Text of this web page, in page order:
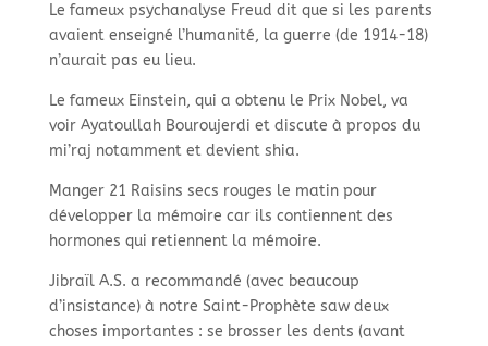
Le fameux psychanalyse Freud dit que si les parents
avaient enseigné l’humanité, la guerre (de 1914-18)
n’aurait pas eu lieu.
Le fameux Einstein, qui a obtenu le Prix Nobel, va
voir Ayatoullah Bouroujerdi et discute à propos du
mi’raj notamment et devient shia.
Manger 21 Raisins secs rouges le matin pour
développer la mémoire car ils contiennent des
hormones qui retiennent la mémoire.
Jibraïl A.S. a recommandé (avec beaucoup
d’insistance) à notre Saint-Prophète saw deux
choses importantes : se brosser les dents (avant